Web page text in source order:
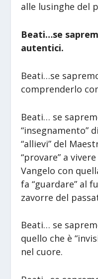
alle lusinghe del
Beati…se
autentici.
Beati…se
comprenderlo
Beati… se
“insegnamento”
“allievi” del
“provare” a
Vangelo con
fa “guardare” al
zavorre del
Beati… se
quello che è
nel cuore.